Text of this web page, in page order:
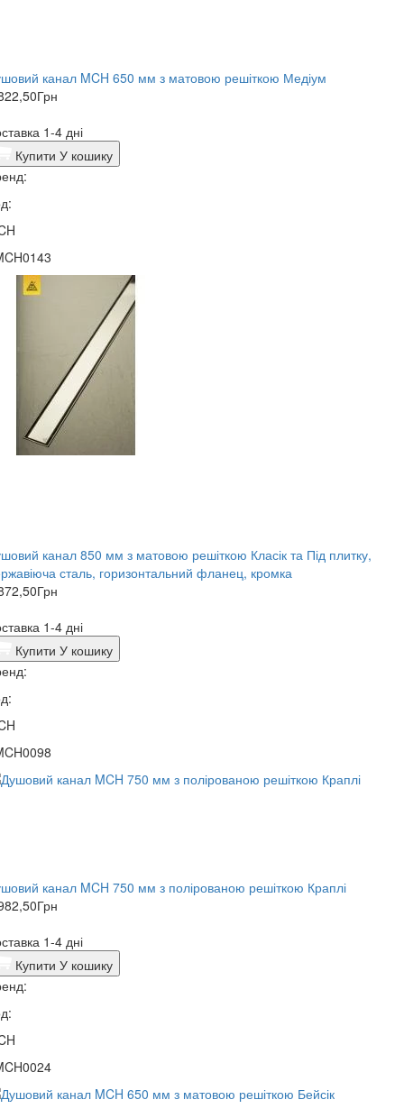
канал MCH 650 мм з матовою решіткою Медіум
Грн
1-4 дні
Купити У кошику
канал 850 мм з матовою решіткою Класік та Під плитку,
сталь, горизонтальний фланец, кромка
Грн
1-4 дні
Купити У кошику
канал MCH 750 мм з полірованою решіткою Краплі
Грн
1-4 дні
Купити У кошику